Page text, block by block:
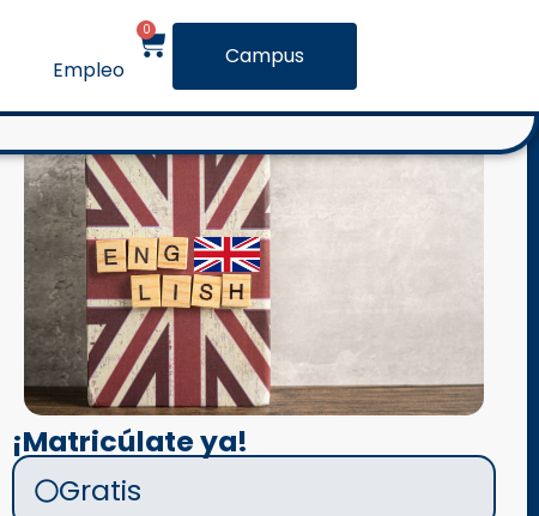
Empleo
0
Campus
¡Matricúlate ya!
Gratis